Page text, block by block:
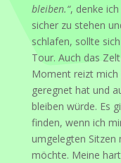
bleiben.“, denke
sicher zu stehen
schlafen, sollte
Tour. Auch das
Moment reizt mich
geregnet hat und
bleiben würde. Es
finden, wenn ich
umgelegten Sitzen
möchte. Meine